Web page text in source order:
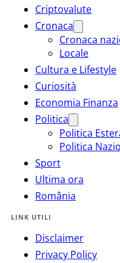
Criptovalute
Cronaca
Cronaca
Locale
Cultura e Lifestyle
Curiosità
Economia Finanza
Politica
Politica
Politica
Sport
Ultima ora
România
LINK UTILI
Disclaimer
Privacy Policy